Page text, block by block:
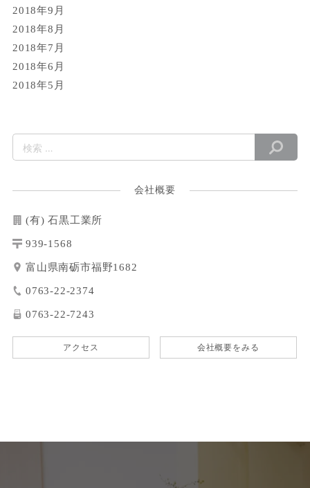
2018年9月
2018年8月
2018年7月
2018年6月
2018年5月
会社概要
(有) 石黒工業所
939-1568
富山県南砺市福野1682
0763-22-2374
0763-22-7243
アクセス 会社概要をみる